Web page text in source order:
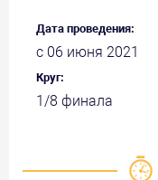
Дата проведения:
с 06 июня 2021
Круг:
1/8 финала